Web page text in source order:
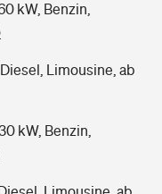
kW, Benzin,
Limousine, ab
kW, Benzin,